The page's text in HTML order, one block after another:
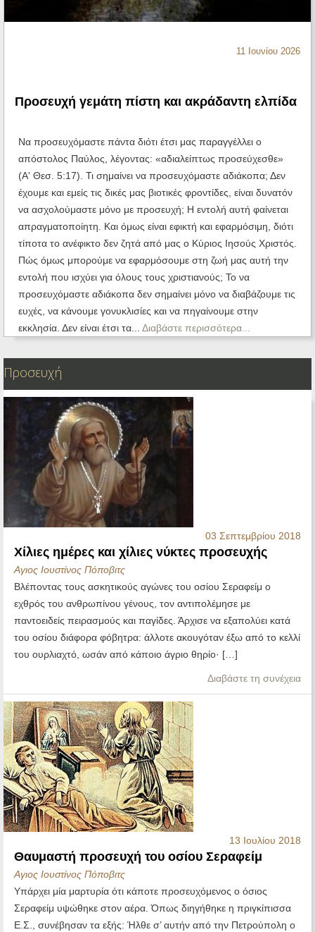
11 Ιουνίου 2026
Προσευχή γεμάτη πίστη και ακράδαντη ελπίδα
Να προσευχόμαστε πάντα διότι έτσι μας παραγγέλλει ο
απόστολος Παύλος, λέγοντας: «αδιαλείπτως προσεύχεσθε»
(Α' Θεσ. 5:17). Τι σημαίνει να προσευχόμαστε αδιάκοπα; Δεν
έχουμε και εμείς τις δικές μας βιοτικές φροντίδες, είναι δυνατόν
να ασχολούμαστε μόνο με προσευχή; Η εντολή αυτή φαίνεται
απραγματοποίητη. Και όμως είναι εφικτή και εφαρμόσιμη, διότι
τίποτα το ανέφικτο δεν ζητά από μας ο Κύριος Ιησούς Χριστός.
Πώς όμως μπορούμε να εφαρμόσουμε στη ζωή μας αυτή την
εντολή που ισχύει για όλους τους χριστιανούς; Το να
προσευχόμαστε αδιάκοπα δεν σημαίνει μόνο να διαβάζουμε τις
ευχές, να κάνουμε γονυκλισίες και να πηγαίνουμε στην
εκκλησία. Δεν είναι έτσι τα... Διαβάστε περισσότερα...
Προσευχή
03 Σεπτεμβρίου 2018
Χίλιες ημέρες και χίλιες νύκτες προσευχής
Αγιος Ιουστίνος Πόποβιτς
Βλέποντας τους ασκητικούς αγώνες του οσίου Σεραφείμ ο
εχθρός του ανθρωπίνου γένους, τον αντιπολέμησε με
παντοειδείς πειρασμούς και παγίδες. Άρχισε να εξαπολύει κατά
του οσίου διάφορα φόβητρα: άλλοτε ακουγόταν έξω από το κελλί
του ουρλιαχτό, ωσάν από κάποιο άγριο θηρίο· […]
Διαβάστε τη συνέχεια
13 Ιουλίου 2018
Θαυμαστή προσευχή του οσίου Σεραφείμ
Αγιος Ιουστίνος Πόποβιτς
Υπάρχει μία μαρτυρία ότι κάποτε προσευχόμενος ο όσιος
Σεραφείμ υψώθηκε στον αέρα. Όπως διηγήθηκε η πριγκίπισσα
Ε.Σ., συνέβησαν τα εξής: Ήλθε σ’ αυτήν από την Πετρούπολη ο